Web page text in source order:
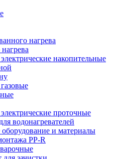
нагрева
накопительные
проточные
водонагревателей
и материалы
PP-R